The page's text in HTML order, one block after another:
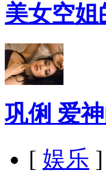
美女空姐
巩俐 爱
[ 娱乐 ]